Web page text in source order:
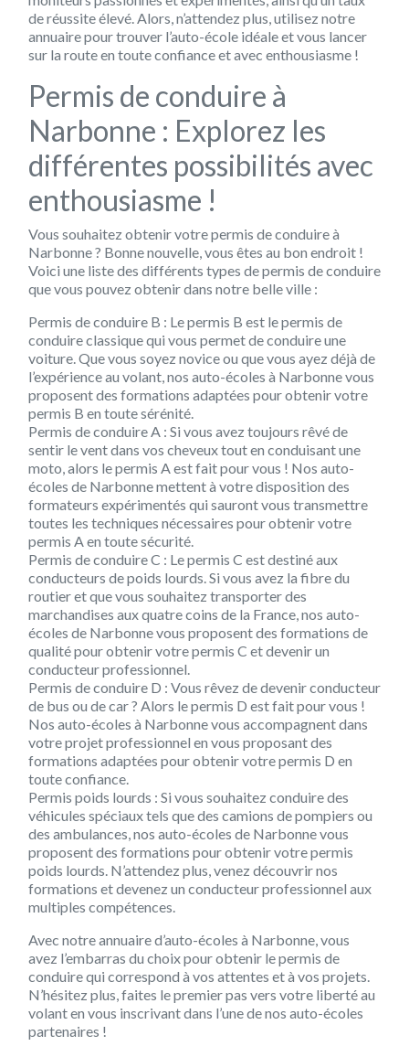
de réussite élevé. Alors, n’attendez plus, utilisez notre
annuaire pour trouver l’auto-école idéale et vous lancer
sur la route en toute confiance et avec enthousiasme !
Permis de conduire à
Narbonne : Explorez les
différentes possibilités avec
enthousiasme !
Vous souhaitez obtenir votre permis de conduire à
Narbonne ? Bonne nouvelle, vous êtes au bon endroit !
Voici une liste des différents types de permis de conduire
que vous pouvez obtenir dans notre belle ville :
Permis de conduire B : Le permis B est le permis de
conduire classique qui vous permet de conduire une
voiture. Que vous soyez novice ou que vous ayez déjà de
l’expérience au volant, nos auto-écoles à Narbonne vous
proposent des formations adaptées pour obtenir votre
permis B en toute sérénité.
Permis de conduire A : Si vous avez toujours rêvé de
sentir le vent dans vos cheveux tout en conduisant une
moto, alors le permis A est fait pour vous ! Nos auto-
écoles de Narbonne mettent à votre disposition des
formateurs expérimentés qui sauront vous transmettre
toutes les techniques nécessaires pour obtenir votre
permis A en toute sécurité.
Permis de conduire C : Le permis C est destiné aux
conducteurs de poids lourds. Si vous avez la fibre du
routier et que vous souhaitez transporter des
marchandises aux quatre coins de la France, nos auto-
écoles de Narbonne vous proposent des formations de
qualité pour obtenir votre permis C et devenir un
conducteur professionnel.
Permis de conduire D : Vous rêvez de devenir conducteur
de bus ou de car ? Alors le permis D est fait pour vous !
Nos auto-écoles à Narbonne vous accompagnent dans
votre projet professionnel en vous proposant des
formations adaptées pour obtenir votre permis D en
toute confiance.
Permis poids lourds : Si vous souhaitez conduire des
véhicules spéciaux tels que des camions de pompiers ou
des ambulances, nos auto-écoles de Narbonne vous
proposent des formations pour obtenir votre permis
poids lourds. N’attendez plus, venez découvrir nos
formations et devenez un conducteur professionnel aux
multiples compétences.
Avec notre annuaire d’auto-écoles à Narbonne, vous
avez l’embarras du choix pour obtenir le permis de
conduire qui correspond à vos attentes et à vos projets.
N’hésitez plus, faites le premier pas vers votre liberté au
volant en vous inscrivant dans l’une de nos auto-écoles
partenaires !